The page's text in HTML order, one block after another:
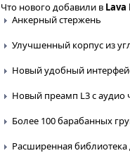
Что нового добавили в Lava
Анкерный стержень
Улучшенный корпус из
Новый удобный
Новый преамп L3 с аудио
Более 100 барабанных
Расширенная